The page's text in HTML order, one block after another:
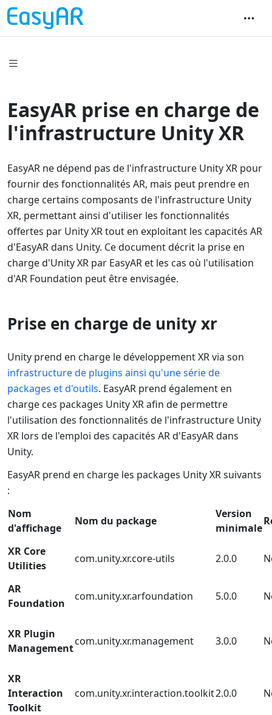
EasyAR prise en charge de
l'infrastructure Unity XR
EasyAR ne dépend pas de l'infrastructure Unity XR pour
fournir des fonctionnalités AR, mais peut prendre en
charge certains composants de l'infrastructure Unity
XR, permettant ainsi d'utiliser les fonctionnalités
offertes par Unity XR tout en exploitant les capacités AR
d'EasyAR dans Unity. Ce document décrit la prise en
charge d'Unity XR par EasyAR et les cas où l'utilisation
d'AR Foundation peut être envisagée.
Prise en charge de unity xr
Unity prend en charge le développement XR via son
infrastructure de plugins ainsi qu'une série de
packages et d'outils. EasyAR prend également en
charge ces packages Unity XR afin de permettre
l'utilisation des fonctionnalités de l'infrastructure Unity
XR lors de l'emploi des capacités AR d'EasyAR dans
Unity.
EasyAR prend en charge les packages Unity XR suivants
:
Nom
d'affichage
Nom du package
Version
minimale
XR Core
Utilities
com.unity.xr.core-utils 2.0.0
AR
Foundation
com.unity.xr.arfoundation 5.0.0
XR Plugin
Management
com.unity.xr.management 3.0.0
XR
Interaction
Toolkit
com.unity.xr.interaction.toolkit2.0.0